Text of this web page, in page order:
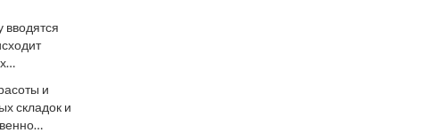
вводятся
для
и
складок и